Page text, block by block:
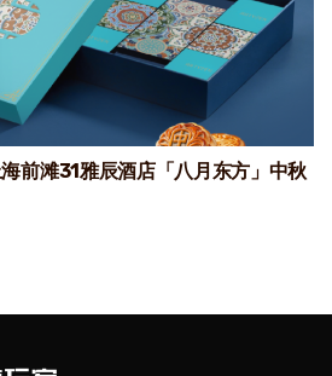
前滩31雅辰酒店「八月东方」中秋